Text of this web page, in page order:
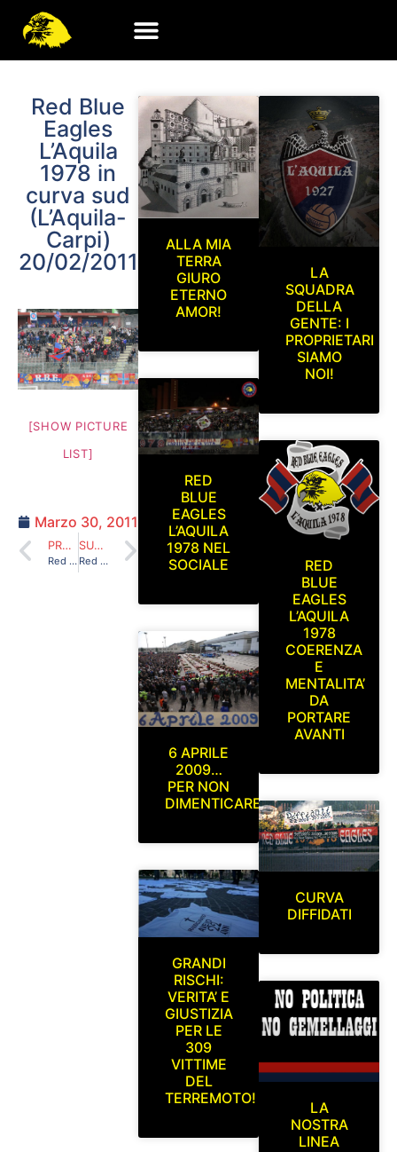
Red Blue
Eagles
L’Aquila
1978 in
curva sud
(L’Aquila-
Carpi)
20/02/2011
[SHOW PICTURE
LIST]
Marzo 30, 2011
PRECEDENTE
Red Blue Eagles L’Aquila 1978 a Noceto 27/03/2011
SUCCESSIVO
Red Blue Eagles L’Aquila 1978 in tribuna (amichevole L’Aquila-Lodigiani, 1° memorial Guido Attardi) giovedì 17/03/2011
ALLA MIA
TERRA
GIURO
ETERNO
AMOR!
RED
BLUE
EAGLES
L’AQUILA
1978 NEL
SOCIALE
6 APRILE
2009…
PER NON
DIMENTICARE
GRANDI
RISCHI:
VERITA’ E
GIUSTIZIA
PER LE
309
VITTIME
DEL
TERREMOTO!
LA
SQUADRA
DELLA
GENTE: I
PROPRIETARI
SIAMO
NOI!
RED
BLUE
EAGLES
L’AQUILA
1978
COERENZA
E
MENTALITA’
DA
PORTARE
AVANTI
CURVA
DIFFIDATI
LA
NOSTRA
LINEA